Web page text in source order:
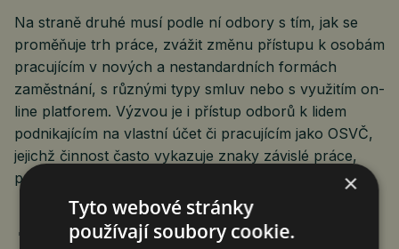
Na straně druhé musí podle ní odbory s tím, jak se
proměňuje trh práce, zvážit změnu přístupu k osobám
pracujícím v nových a nestandardních formách
zaměstnání, s různými typy smluv nebo s využitím on-
line platforem. Výzvou je i přístup odborů k lidem
podnikajícím na vlastní účet či pracujícím jako OSVČ,
jejichž činnost často vykazuje znaky závislé práce,
podotkla.
×
Tyto webové stránky
používají soubory cookie.